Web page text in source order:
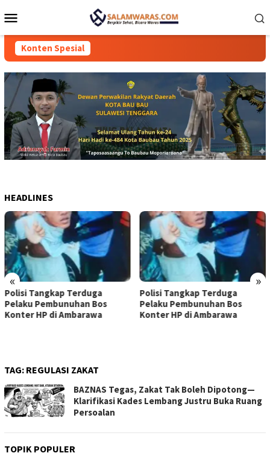
ke
Mobile
Konten Spesial
HEADLINES
« »
Polisi Tangkap Terduga
Pelaku Pembunuhan Bos
Konter HP di Ambarawa
Polisi Tangkap Terduga
Pelaku Pembunuhan Bos
Konter HP di Ambarawa
TAG: REGULASI ZAKAT
BAZNAS Tegas, Zakat Tak Boleh Dipotong—
Klarifikasi Kades Lembang Justru Buka Ruang
Persoalan
TOPIK POPULER